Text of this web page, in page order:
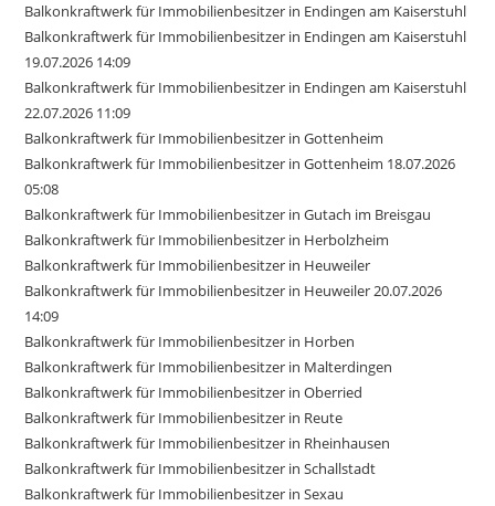
Balkonkraftwerk für Immobilienbesitzer in Endingen am Kaiserstuhl
Balkonkraftwerk für Immobilienbesitzer in Endingen am Kaiserstuhl
19.07.2026 14:09
Balkonkraftwerk für Immobilienbesitzer in Endingen am Kaiserstuhl
22.07.2026 11:09
Balkonkraftwerk für Immobilienbesitzer in Gottenheim
Balkonkraftwerk für Immobilienbesitzer in Gottenheim 18.07.2026
05:08
Balkonkraftwerk für Immobilienbesitzer in Gutach im Breisgau
Balkonkraftwerk für Immobilienbesitzer in Herbolzheim
Balkonkraftwerk für Immobilienbesitzer in Heuweiler
Balkonkraftwerk für Immobilienbesitzer in Heuweiler 20.07.2026
14:09
Balkonkraftwerk für Immobilienbesitzer in Horben
Balkonkraftwerk für Immobilienbesitzer in Malterdingen
Balkonkraftwerk für Immobilienbesitzer in Oberried
Balkonkraftwerk für Immobilienbesitzer in Reute
Balkonkraftwerk für Immobilienbesitzer in Rheinhausen
Balkonkraftwerk für Immobilienbesitzer in Schallstadt
Balkonkraftwerk für Immobilienbesitzer in Sexau